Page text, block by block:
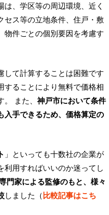
、学区等の周辺環境、近く
セス等の立地条件、住戸・敷
物件ごとの個別要因を考慮す
して計算することは困難です
することにより無料で価格相
また、 神戸市において条件
入手できるため、価格算定の
」といっても十数社の企業が
利用すればいいのか迷ってし
門家による監修のもと、様々
しました（比較記事はこち